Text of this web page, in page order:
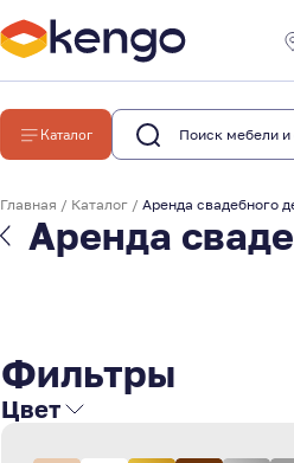
Каталог
Главная / Каталог / Аренда свадебного
Аренда
Фильтры
Цвет